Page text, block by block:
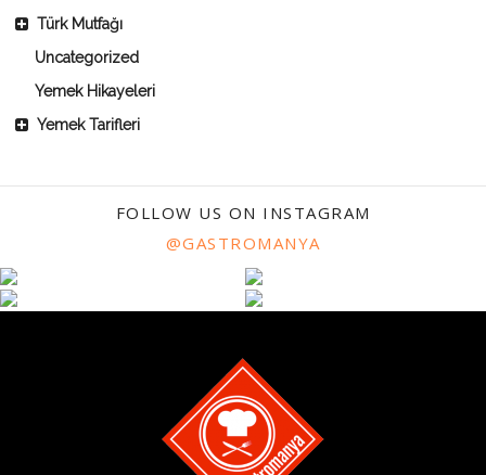
Türk Mutfağı
Uncategorized
Yemek Hikayeleri
Yemek Tarifleri
FOLLOW US ON INSTAGRAM
@GASTROMANYA